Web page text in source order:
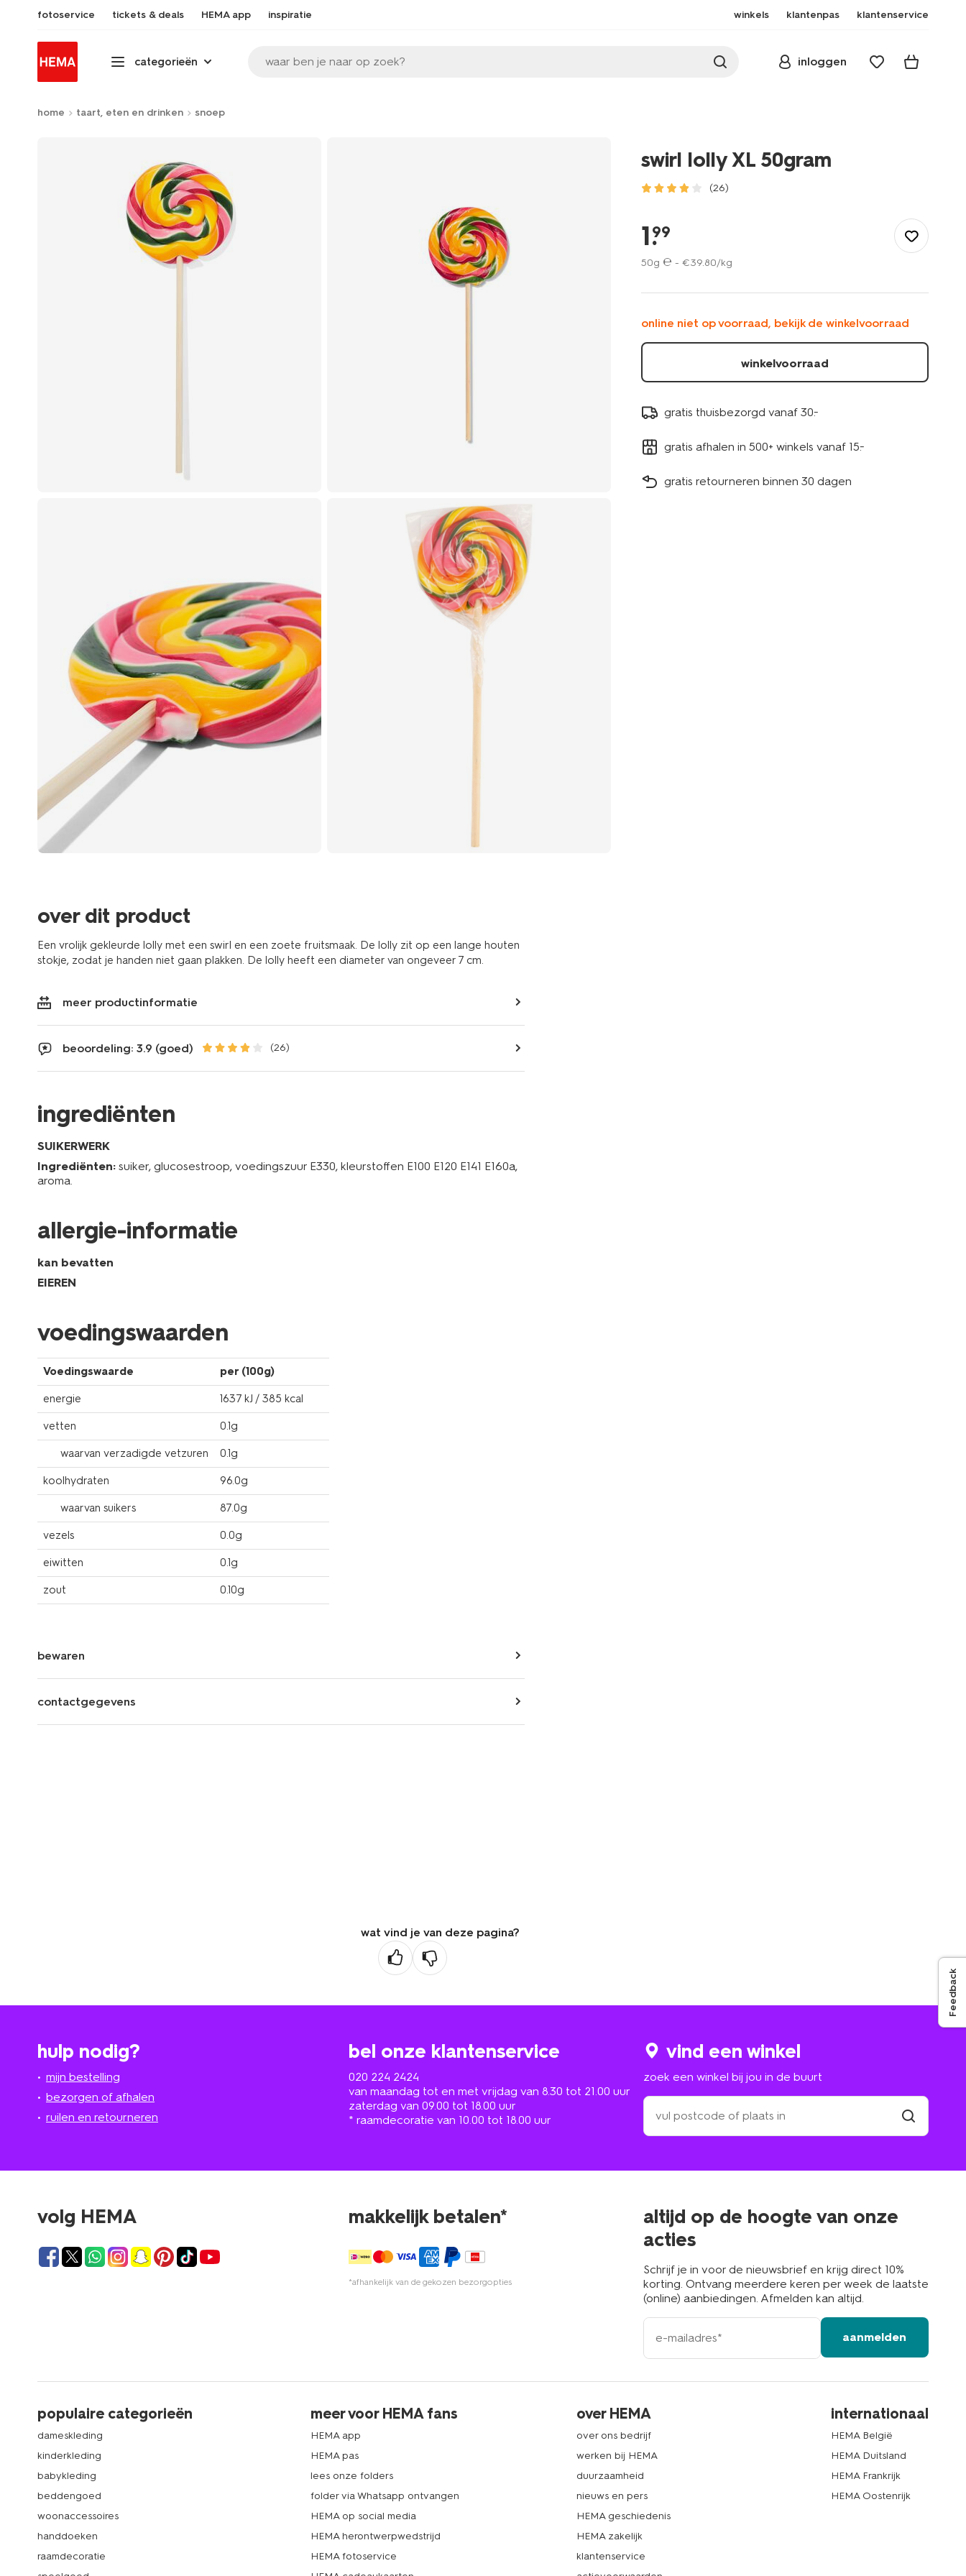
fotoservice tickets & deals HEMA app inspiratie winkels klantenpas klantenservice
categorieën waar ben je naar op zoek? inloggen
home taart, eten en drinken snoep
over dit product
Een vrolijk gekleurde lolly met een swirl en een zoete fruitsmaak. De lolly zit op een lange houten
stokje, zodat je handen niet gaan plakken. De lolly heeft een diameter van ongeveer 7 cm.
meer productinformatie
beoordeling: 3.9 (goed) (26)
ingrediënten
SUIKERWERK
Ingrediënten: suiker, glucosestroop, voedingszuur E330, kleurstoffen E100 E120 E141 E160a,
aroma.
allergie-informatie
kan bevatten
EIEREN
voedingswaarden
Voedingswaarde per (100g)
energie 1637 kJ / 385 kcal
vetten 0.1g
waarvan verzadigde vetzuren 0.1g
koolhydraten 96.0g
waarvan suikers 87.0g
vezels 0.0g
eiwitten 0.1g
zout 0.10g
bewaren
contactgegevens
swirl lolly XL 50gram
(26)
lolly-
50gram-
1.
99
50g ℮ - €39.80/kg
online niet op voorraad, bekijk de winkelvoorraad
winkelvoorraad
gratis thuisbezorgd vanaf 30.-
gratis afhalen in 500+ winkels vanaf 15.-
gratis retourneren binnen 30 dagen
wat vind je van deze pagina?
hulp nodig?
mijn bestelling
bezorgen of afhalen
ruilen en retourneren
bel onze klantenservice
020 224 2424
van maandag tot en met vrijdag van 8.30 tot 21.00 uur
zaterdag van 09.00 tot 18.00 uur
* raamdecoratie van 10.00 tot 18.00 uur
vind een winkel
zoek een winkel bij jou in de buurt
zoek
een
winkel
in
volg HEMA makkelijk betalen*
*afhankelijk van de gekozen bezorgopties
altijd op de hoogte van onze
acties
Schrijf je in voor de nieuwsbrief en krijg direct 10%
korting. Ontvang meerdere keren per week de laatste
(online) aanbiedingen. Afmelden kan altijd.
e-
mailadres
aanmelden
populaire categorieën
dameskleding
kinderkleding
babykleding
beddengoed
woonaccessoires
handdoeken
raamdecoratie
meer voor HEMA fans
HEMA app
HEMA pas
lees onze folders
folder via Whatsapp ontvangen
HEMA op social media
HEMA herontwerpwedstrijd
HEMA fotoservice
over HEMA
over ons bedrijf
werken bij HEMA
duurzaamheid
nieuws en pers
HEMA geschiedenis
HEMA zakelijk
klantenservice
internationaal
HEMA België
HEMA Duitsland
HEMA Frankrijk
HEMA Oostenrijk
Feedback